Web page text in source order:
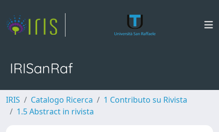
IRISanRaf
IRIS Catalogo Ricerca
1 Contributo su Rivista
1.5 Abstract in rivista